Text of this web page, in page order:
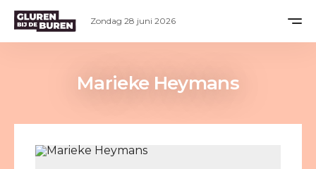
Marieke Heymans
Zondag 28 juni 2026